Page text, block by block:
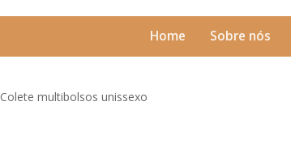
Home Sobre nós
Colete multibolsos unissexo